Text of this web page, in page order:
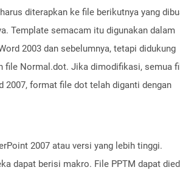
diterapkan ke file berikutnya yang
Template semacam itu digunakan dalam
2003 dan sebelumnya, tetapi didukung
file Normal.dot. Jika dimodifikasi, semua
2007, format file dot telah diganti dengan
2007 atau versi yang lebih tinggi.
dapat berisi makro. File PPTM dapat